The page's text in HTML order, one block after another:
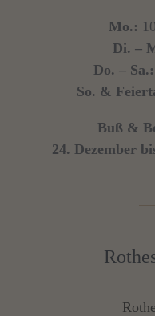
Mo.:
Di. –
Do. – Sa.:
So. &
Buß &
24. Dezember